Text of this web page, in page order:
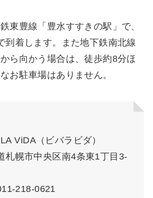
東豊線「豊水すすきの駅」で、
到着します。また地下鉄南北線
から向かう場合は、徒歩約8分ほ
お駐車場はありません。
ViDA（ビバラビダ）
札幌市中央区南4条東1丁目3-
218-0621